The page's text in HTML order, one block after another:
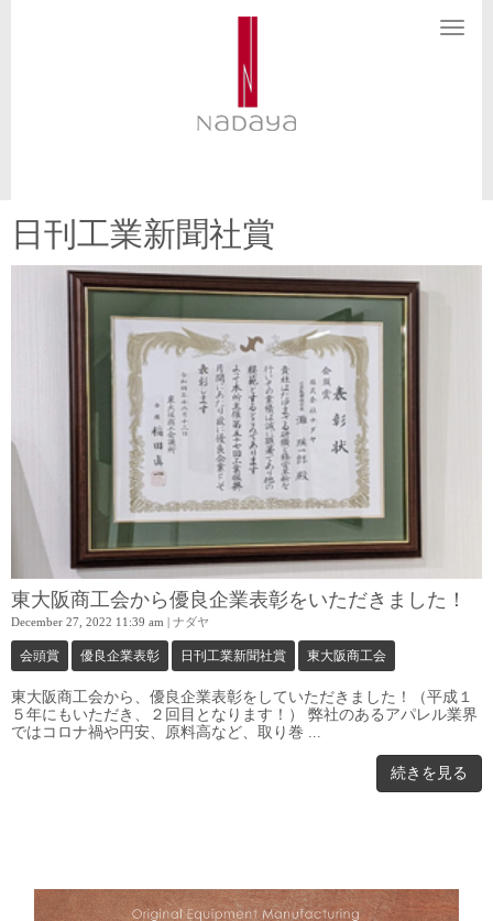
N
日刊工業新聞社賞
東大阪商工会から優良企業表彰をいただきました！
December 27, 2022 11:39 am | ナダヤ
会頭賞 優良企業表彰 日刊工業新聞社賞 東大阪商工会
東大阪商工会から、優良企業表彰をしていただきました！（平成１
５年にもいただき、２回目となります！） 弊社のあるアパレル業界
ではコロナ禍や円安、原料高など、取り巻 ...
続きを見る